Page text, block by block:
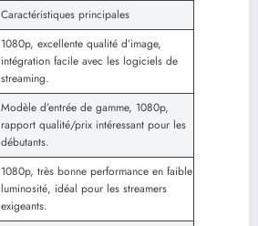
Caractéristiques principales
1080p, excellente qualité d’image,
intégration facile avec les logiciels de
streaming.
Modèle d’entrée de gamme, 1080p,
rapport qualité/prix intéressant pour les
débutants.
1080p, très bonne performance en faible
luminosité, idéal pour les streamers
exigeants.